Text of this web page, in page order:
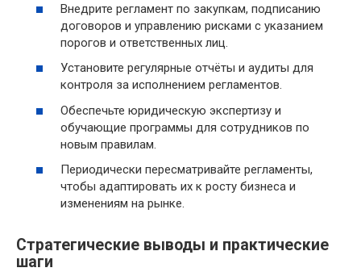
Внедрите регламент по закупкам, подписанию
договоров и управлению рисками с указанием
порогов и ответственных лиц.
Установите регулярные отчёты и аудиты для
контроля за исполнением регламентов.
Обеспечьте юридическую экспертизу и
обучающие программы для сотрудников по
новым правилам.
Периодически пересматривайте регламенты,
чтобы адаптировать их к росту бизнеса и
изменениям на рынке.
Стратегические выводы и практические
шаги